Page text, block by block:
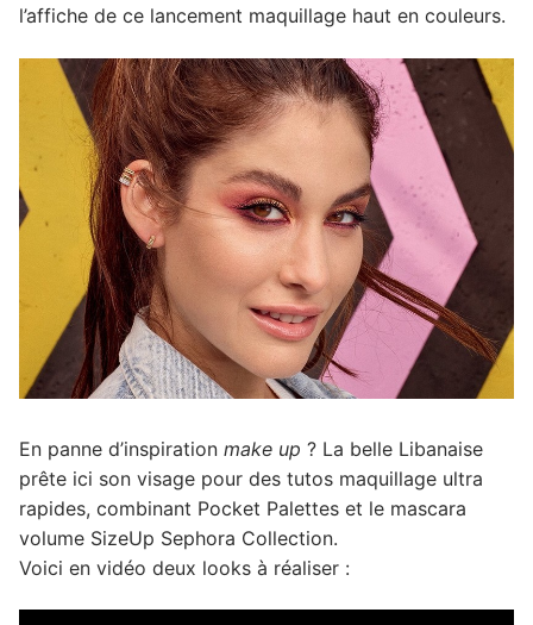
l’affiche de ce lancement maquillage haut en couleurs.
En panne d’inspiration make up ? La belle Libanaise
prête ici son visage pour des tutos maquillage ultra
rapides, combinant Pocket Palettes et le mascara
volume SizeUp Sephora Collection.
Voici en vidéo deux looks à réaliser :